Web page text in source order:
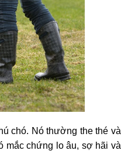
chó. Nó thường the thé và
mắc chứng lo âu, sợ hãi và